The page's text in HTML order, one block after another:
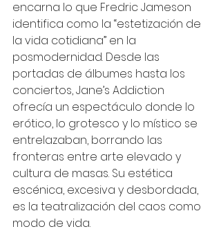
encarna lo que Fredric Jameson
identifica como la “estetización de
la vida cotidiana” en la
posmodernidad. Desde las
portadas de álbumes hasta los
conciertos, Jane’s Addiction
ofrecía un espectáculo donde lo
erótico, lo grotesco y lo místico se
entrelazaban, borrando las
fronteras entre arte elevado y
cultura de masas. Su estética
escénica, excesiva y desbordada,
es la teatralización del caos como
modo de vida.